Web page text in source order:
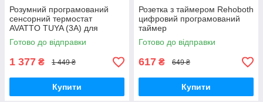
Розумний програмований
сенсорний термостат
AVATTO TUYA (3A) для
водяних систем опалення з
WIFI управлінням
Готово до відправки
1 377 ₴ 1 449 ₴
Купити
Розетка з таймером Rehoboth
цифровий програмований
таймер
Готово до відправки
617 ₴ 649 ₴
Купити